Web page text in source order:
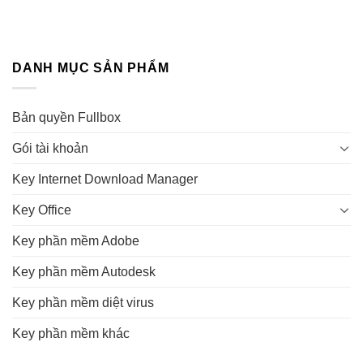
DANH MỤC SẢN PHẨM
Bản quyền Fullbox
Gói tài khoản
Key Internet Download Manager
Key Office
Key phần mềm Adobe
Key phần mềm Autodesk
Key phần mềm diệt virus
Key phần mềm khác